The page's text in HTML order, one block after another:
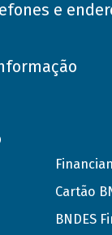
e
Cartão
BNDES